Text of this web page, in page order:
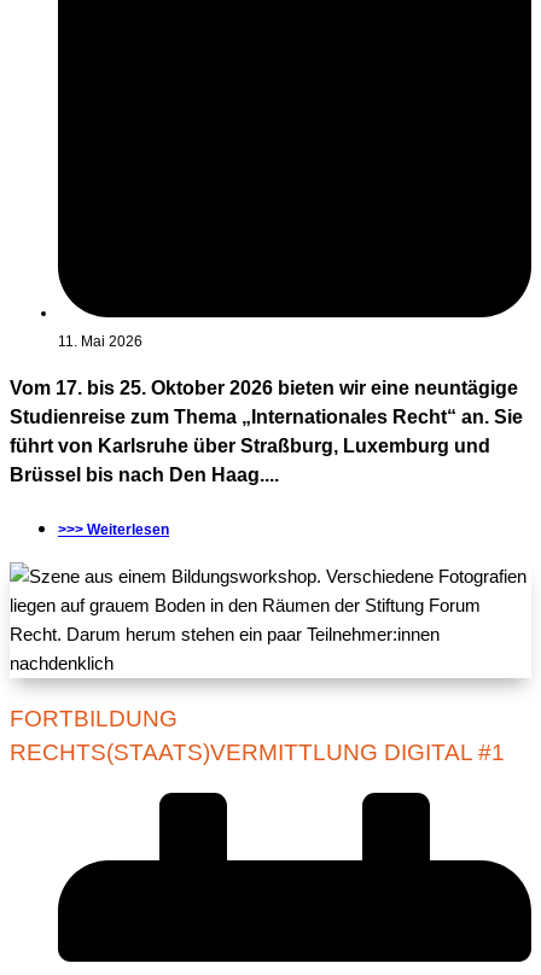
11. Mai 2026
Vom 17. bis 25. Oktober 2026 bieten wir eine neuntägige
Studienreise zum Thema „Internationales Recht“ an. Sie
führt von Karlsruhe über Straßburg, Luxemburg und
Brüssel bis nach Den Haag....
>>> Weiterlesen
FORTBILDUNG
RECHTS(STAATS)VERMITTLUNG DIGITAL #1